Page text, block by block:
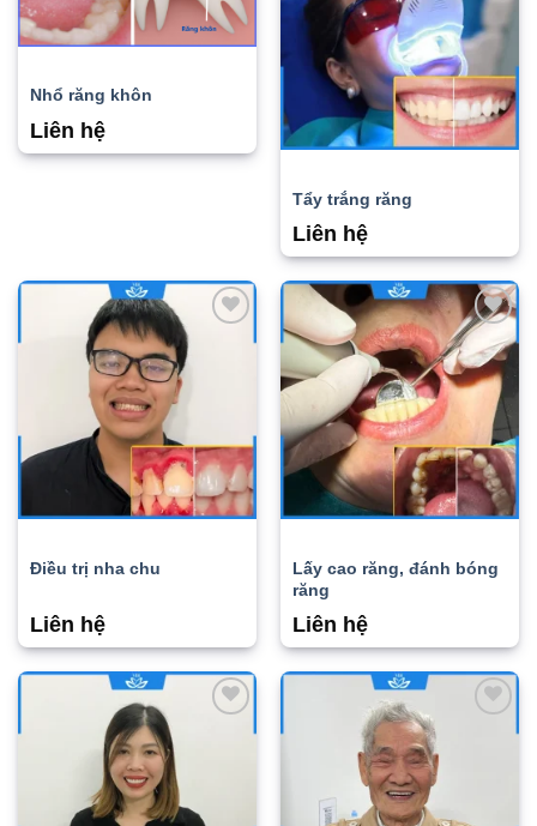
Nhổ răng khôn
Liên hệ
Tẩy trắng răng
Liên hệ
Điều trị nha chu
Liên hệ
Add to
wishlist
Lấy cao răng, đánh bóng
răng
Liên hệ